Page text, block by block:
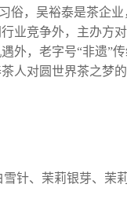
俗，吴裕泰是茶企
业竞争外，主办方
外，老字号“非遗”
人对圆世界茶之梦
针、茉莉银芽、茉